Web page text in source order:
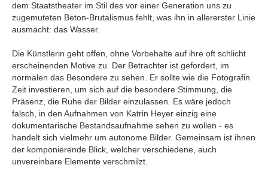
dem Staatstheater im Stil des vor einer Generation uns zu
zugemuteten Beton-Brutalismus fehlt, was ihn in allererster Linie
ausmacht: das Wasser.
Die Künstlerin geht offen, ohne Vorbehalte auf ihre oft schlicht
erscheinenden Motive zu. Der Betrachter ist gefordert, im
normalen das Besondere zu sehen. Er sollte wie die Fotografin
Zeit investieren, um sich auf die besondere Stimmung, die
Präsenz, die Ruhe der Bilder einzulassen. Es wäre jedoch
falsch, in den Aufnahmen von Katrin Heyer einzig eine
dokumentarische Bestandsaufnahme sehen zu wollen - es
handelt sich vielmehr um autonome Bilder. Gemeinsam ist ihnen
der komponierende Blick, welcher verschiedene, auch
unvereinbare Elemente verschmilzt.